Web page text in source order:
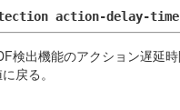
action-delay-time
検出機能のアクション遅延時
戻る。